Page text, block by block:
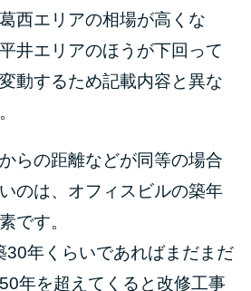
西エリアの相場が高くな
井エリアのほうが下回って
動するため記載内容と異な
らの距離などが同等の場合
のは、オフィスビルの築年
です。
30年くらいであればまだまだ
年を超えてくると改修工事